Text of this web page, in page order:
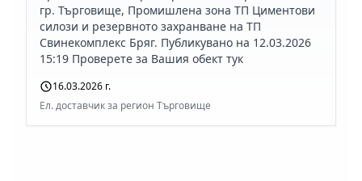
гр. Търговище, Промишлена зона ТП Циментови
силози и резервното захранване на ТП
Свинекомплекс Бряг. Публикувано на 12.03.2026
15:19 Проверете за Вашия обект тук
16.03.2026 г.
Ел. доставчик за регион Търговище